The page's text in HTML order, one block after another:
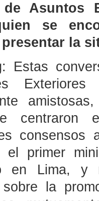
Asuntos
se
presentar la
Estas
centraron
consensos
el primer
en Lima, y
la